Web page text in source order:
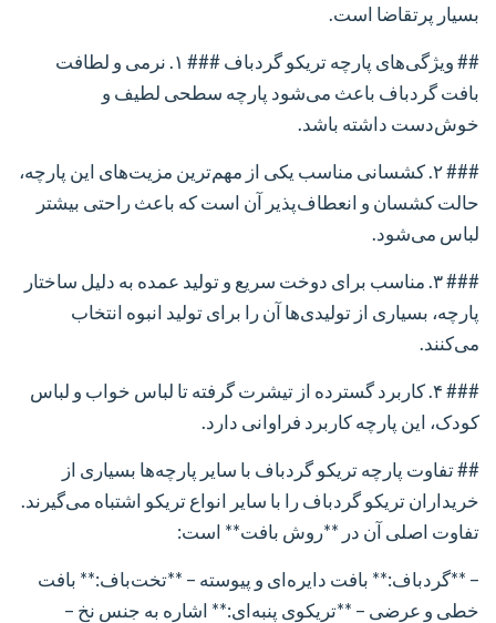
بسیار پرتقاضا است.
## ویژگی‌های پارچه تریکو گردباف### ۱. نرمی و لطافت
بافت گردباف باعث می‌شود پارچه سطحی لطیف و
خوش‌دست داشته باشد.
### ۲. کشسانی مناسب
یکی از مهم‌ترین مزیت‌های این پارچه،
حالت کشسان و انعطاف‌پذیر آن است که باعث راحتی بیشتر
لباس می‌شود.
### ۳. مناسب برای دوخت سریع و تولید عمده
به دلیل ساختار
پارچه، بسیاری از تولیدی‌ها آن را برای تولید انبوه انتخاب
می‌کنند.
### ۴. کاربرد گسترده
از تیشرت گرفته تا لباس خواب و لباس
کودک، این پارچه کاربرد فراوانی دارد.
## تفاوت پارچه تریکو گردباف با سایر پارچه‌ها بسیاری از
خریداران تریکو گردباف را با سایر انواع تریکو اشتباه می‌گیرند.
تفاوت اصلی آن در **روش بافت** است:
– **گردباف:** بافت دایره‌ای و پیوسته – **تخت‌باف:** بافت
خطی و عرضی – **تریکوی پنبه‌ای:** اشاره به جنس نخ –